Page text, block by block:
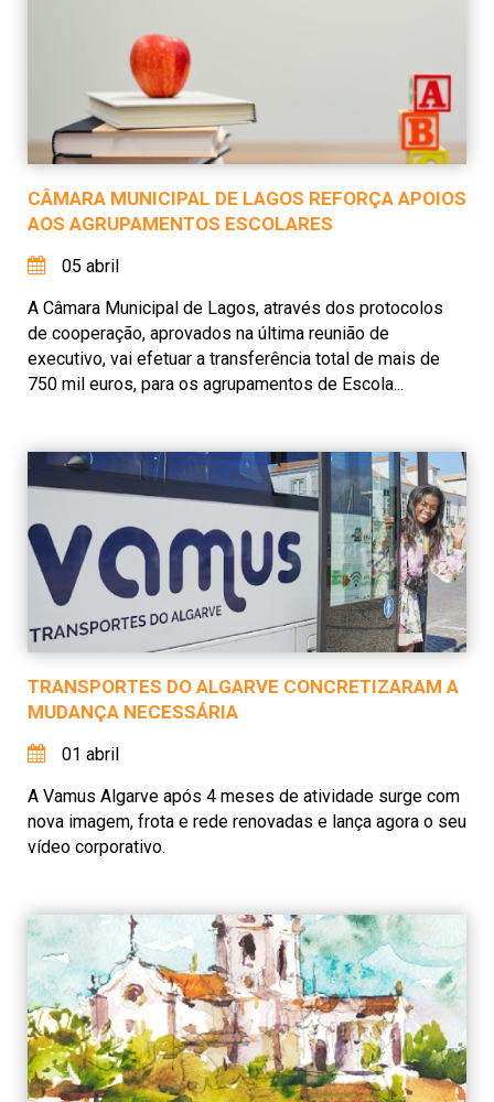
CÂMARA MUNICIPAL DE LAGOS REFORÇA APOIOS
AOS AGRUPAMENTOS ESCOLARES
05 abril
A Câmara Municipal de Lagos, através dos protocolos
de cooperação, aprovados na última reunião de
executivo, vai efetuar a transferência total de mais de
750 mil euros, para os agrupamentos de Escola...
TRANSPORTES DO ALGARVE CONCRETIZARAM A
MUDANÇA NECESSÁRIA
01 abril
A Vamus Algarve após 4 meses de atividade surge com
nova imagem, frota e rede renovadas e lança agora o seu
vídeo corporativo.